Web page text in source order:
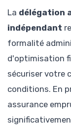
La délégation
indépendant
formalité
d'optimisation
sécuriser votre
conditions. En
assurance